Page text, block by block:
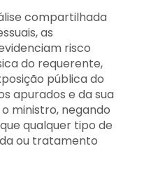
compartilhada
as
risco
do requerente,
pública do
apurados e da sua
ministro, negando
qualquer tipo de
ou tratamento